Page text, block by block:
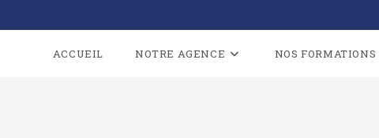
ACCUEIL NOTRE AGENCE NOS FORMATIONS